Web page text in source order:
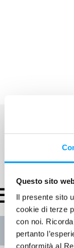
Questo sito
Il presente sito
cookie di terze
con noi.
pertanto
conformità al